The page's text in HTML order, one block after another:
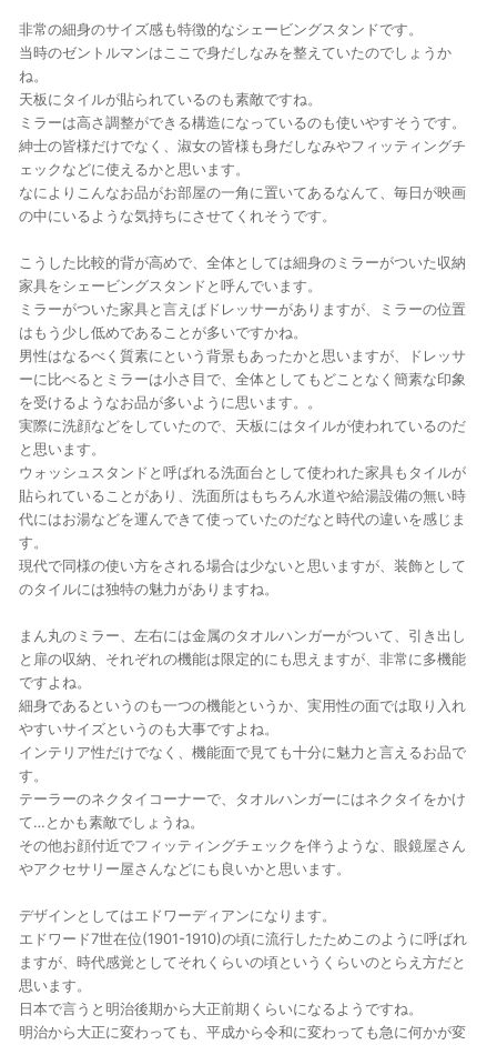
非常の細身のサイズ感も特徴的なシェービングスタンドです。
当時のゼントルマンはここで身だしなみを整えていたのでしょうか
ね。
天板にタイルが貼られているのも素敵ですね。
ミラーは高さ調整ができる構造になっているのも使いやすそうです。
紳士の皆様だけでなく、淑女の皆様も身だしなみやフィッティングチ
ェックなどに使えるかと思います。
なによりこんなお品がお部屋の一角に置いてあるなんて、毎日が映画
の中にいるような気持ちにさせてくれそうです。
こうした比較的背が高めで、全体としては細身のミラーがついた収納
家具をシェービングスタンドと呼んでいます。
ミラーがついた家具と言えばドレッサーがありますが、ミラーの位置
はもう少し低めであることが多いですかね。
男性はなるべく質素にという背景もあったかと思いますが、ドレッサ
ーに比べるとミラーは小さ目で、全体としてもどことなく簡素な印象
を受けるようなお品が多いように思います。。
実際に洗顔などをしていたので、天板にはタイルが使われているのだ
と思います。
ウォッシュスタンドと呼ばれる洗面台として使われた家具もタイルが
貼られていることがあり、洗面所はもちろん水道や給湯設備の無い時
代にはお湯などを運んできて使っていたのだなと時代の違いを感じま
す。
現代で同様の使い方をされる場合は少ないと思いますが、装飾として
のタイルには独特の魅力がありますね。
まん丸のミラー、左右には金属のタオルハンガーがついて、引き出し
と扉の収納、それぞれの機能は限定的にも思えますが、非常に多機能
ですよね。
細身であるというのも一つの機能というか、実用性の面では取り入れ
やすいサイズというのも大事ですよね。
インテリア性だけでなく、機能面で見ても十分に魅力と言えるお品で
す。
テーラーのネクタイコーナーで、タオルハンガーにはネクタイをかけ
て…とかも素敵でしょうね。
その他お顔付近でフィッティングチェックを伴うような、眼鏡屋さん
やアクセサリー屋さんなどにも良いかと思います。
デザインとしてはエドワーディアンになります。
エドワード7世在位(1901-1910)の頃に流行したためこのように呼ばれ
ますが、時代感覚としてそれくらいの頃というくらいのとらえ方だと
思います。
日本で言うと明治後期から大正前期くらいになるようですね。
明治から大正に変わっても、平成から令和に変わっても急に何かが変